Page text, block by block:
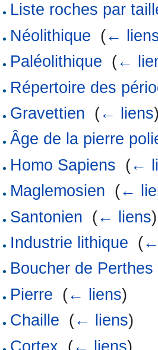
Liste roches par
Néolithique (←
Paléolithique (←
Répertoire des
Gravettien (← liens
Âge de la pierre
Homo Sapiens (←
Maglemosien (←
Santonien (← liens)
Industrie lithique (
Boucher de Perthes
Pierre (← liens)
Chaille (← liens)
Cortex (← liens)